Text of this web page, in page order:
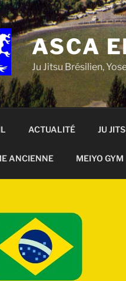
ASCA
Ju Jitsu Brésilien,
ACTUALITÉ JU
ANCIENNE MEIYO GYM